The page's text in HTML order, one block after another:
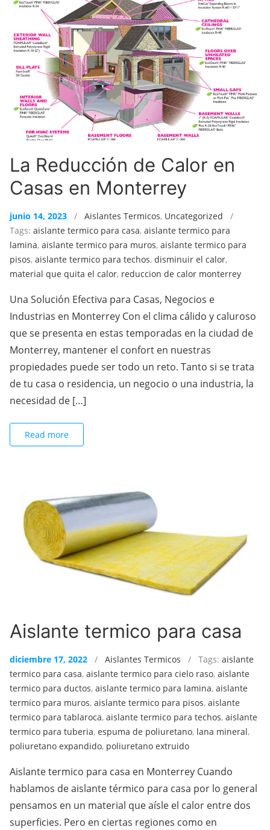
La Reducción de Calor en
Casas en Monterrey
junio 14, 2023 / Aislantes Termicos, Uncategorized /
Tags: aislante termico para casa, aislante termico para
lamina, aislante termico para muros, aislante termico para
pisos, aislante termico para techos, disminuir el calor,
material que quita el calor, reduccion de calor monterrey
Una Solución Efectiva para Casas, Negocios e
Industrias en Monterrey Con el clima cálido y caluroso
que se presenta en estas temporadas en la ciudad de
Monterrey, mantener el confort en nuestras
propiedades puede ser todo un reto. Tanto si se trata
de tu casa o residencia, un negocio o una industria, la
necesidad de […]
Read more
Aislante termico para casa
diciembre 17, 2022 / Aislantes Termicos / Tags: aislante
termico para casa, aislante termico para cielo raso, aislante
termico para ductos, aislante termico para lamina, aislante
termico para muros, aislante termico para pisos, aislante
termico para tablaroca, aislante termico para techos, aislante
termico para tuberia, espuma de poliuretano, lana mineral,
poliuretano expandido, poliuretano extruido
Aislante termico para casa en Monterrey Cuando
hablamos de aislante térmico para casa por lo general
pensamos en un material que aísle el calor entre dos
superficies. Pero en ciertas regiones como en